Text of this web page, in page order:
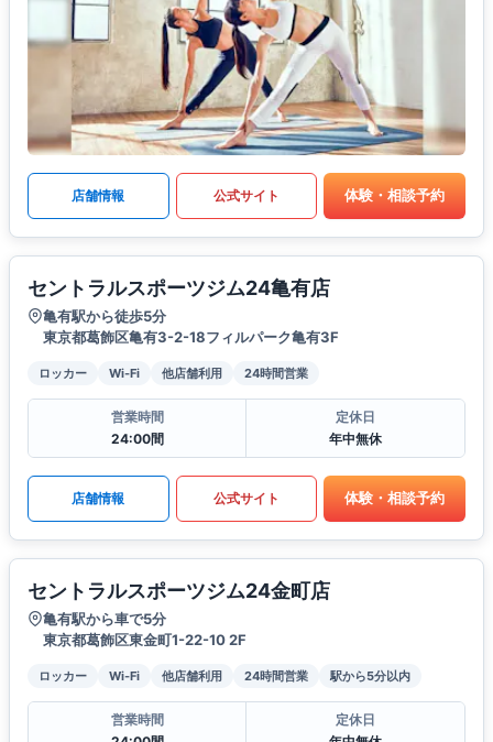
店舗情報 公式サイト 体験・相談予約
セントラルスポーツジム24亀有店
亀有駅から徒歩5分
東京都葛飾区亀有3-2-18フィルパーク亀有3F
ロッカー Wi-Fi 他店舗利用 24時間営業
営業時間
24:00間
定休日
年中無休
店舗情報 公式サイト 体験・相談予約
セントラルスポーツジム24金町店
亀有駅から車で5分
東京都葛飾区東金町1-22-10 2F
ロッカー Wi-Fi 他店舗利用 24時間営業 駅から5分以内
営業時間
定休日